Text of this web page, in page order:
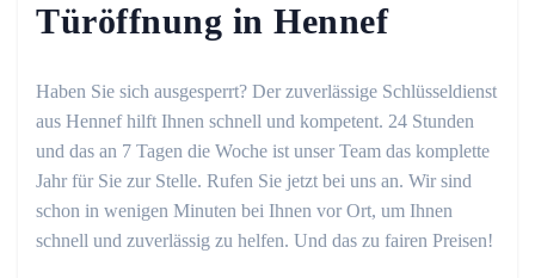
Türöffnung in Hennef
Haben Sie sich ausgesperrt? Der zuverlässige Schlüsseldienst
aus Hennef hilft Ihnen schnell und kompetent. 24 Stunden
und das an 7 Tagen die Woche ist unser Team das komplette
Jahr für Sie zur Stelle. Rufen Sie jetzt bei uns an. Wir sind
schon in wenigen Minuten bei Ihnen vor Ort, um Ihnen
schnell und zuverlässig zu helfen. Und das zu fairen Preisen!